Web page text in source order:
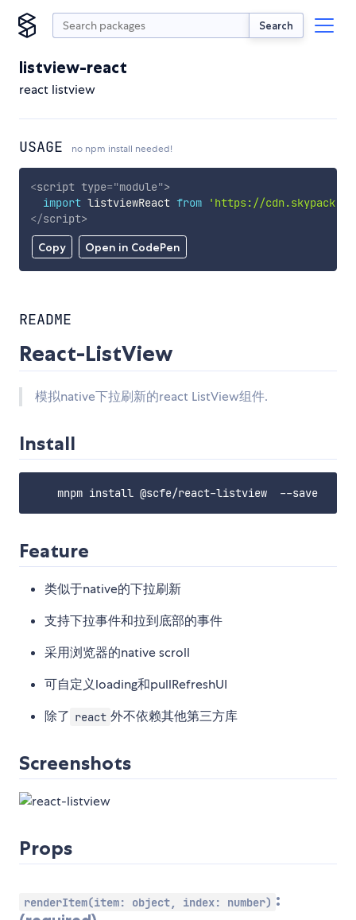
Search
listview-react
react listview
USAGE no npm install needed!
Copy Open in CodePen
<script type="module">
import listviewReact from
'https://
</script>
README
React-ListView
模拟native下拉刷新的react ListView组件.
Install
Feature
类似于native的下拉刷新
支持下拉事件和拉到底部的事件
采用浏览器的native scroll
可自定义loading和pullRefreshUI
除了 react 外不依赖其他第三方库
Screenshots
Props
renderItem(item: object, index: number) :